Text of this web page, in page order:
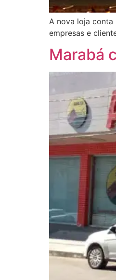
A nova loja conta
empresas e
Marabá